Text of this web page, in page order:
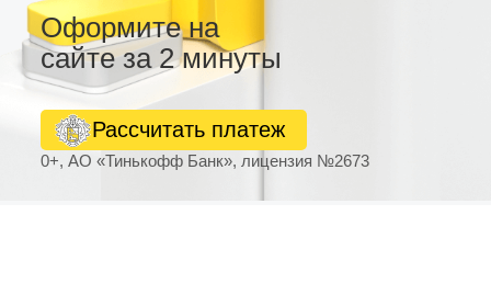
Оформите на
сайте за 2 минуты
0+, АО «Тинькофф Банк», лицензия №2673
Рассчитать платеж